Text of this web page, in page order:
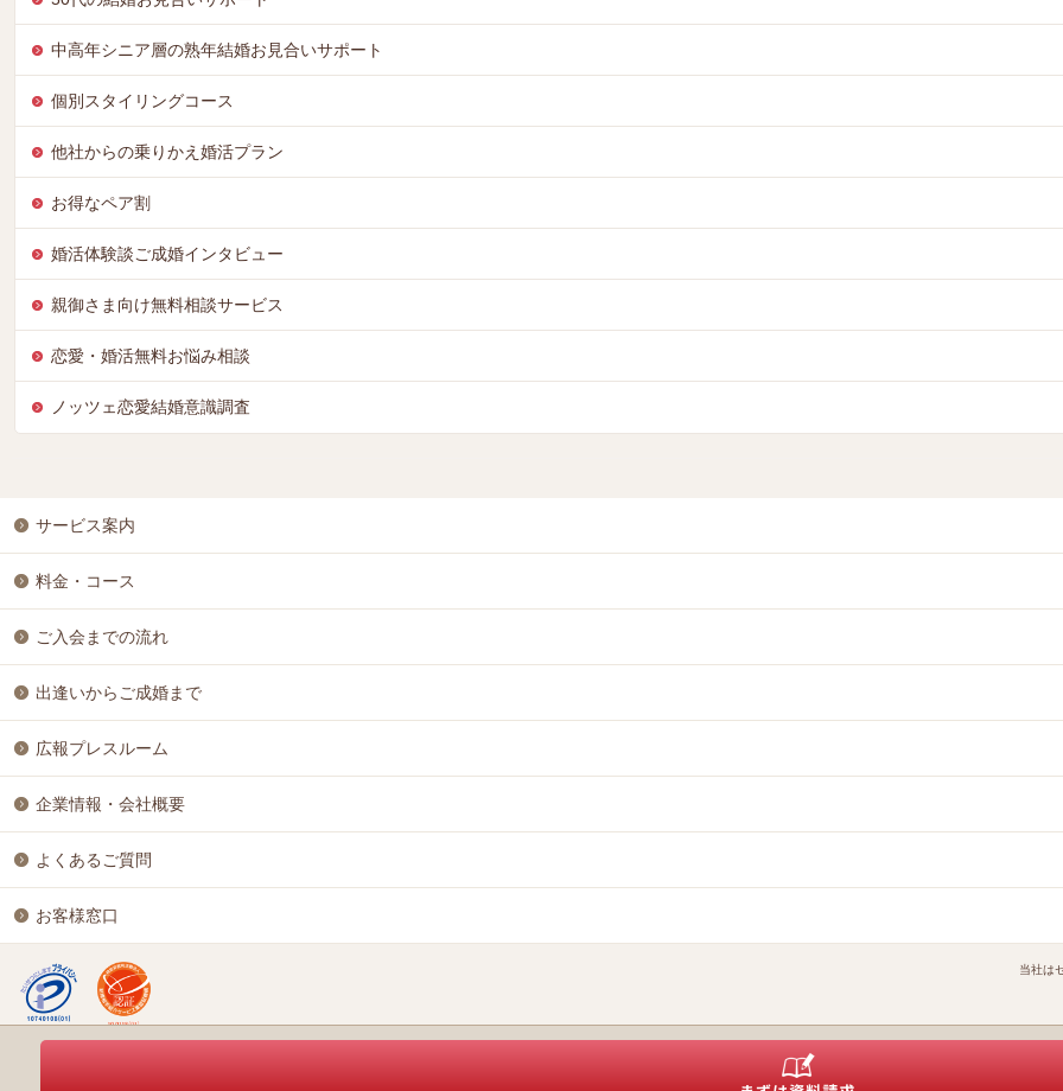
中高年シニア層の熟年結婚お見合いサポート
個別スタイリングコース
他社からの乗りかえ婚活プラン
お得なペア割
婚活体験談ご成婚インタビュー
親御さま向け無料相談サービス
恋愛・婚活無料お悩み相談
ノッツェ恋愛結婚意識調査
サービス案内
料金・コース
ご入会までの流れ
出逢いからご成婚まで
広報プレスルーム
企業情報・会社概要
よくあるご質問
お客様窓口
当社は
個人情報保護方針